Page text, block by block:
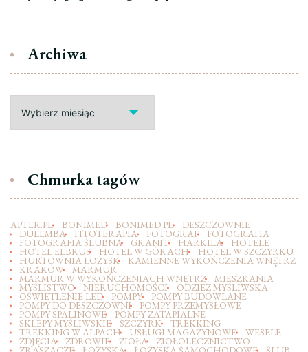
Archiwa
Chmurka tagów
APTER.PL BONIMED BONIMED.PL DESZCZOWNIE
DULEMBA FITOTERAPIA FOTOGRAF FOTOGRAFIA
FOTOGRAFIA ŚLUBNA GRANIT HARKILA HOTELE
HOTEL ELBRUS HOTEL W GÓRACH HOTEL W SZCZYRKU
HURTOWNIA ŁOŻYSK KAMIENNE WYKOŃCZENIA WNĘTRZ
KRAKÓW MARMUR
MARMUR W WYKOŃCZENIACH WNĘTRZ MIESZKANIA
MYŚLISTWO NIERUCHOMOŚCI ODZIEZ MYŚLIWSKA
OŚWIETLENIE LED POMPY POMPY BUDOWLANE
POMPY DO DESZCZOWNI POMPY PRZEMYSŁOWE
POMPY SPALINOWE POMPY ZATAPIALNE
SKLEPY MYŚLIWSKIE SZCZYRK TREKKING
TREKKING W ALPACH USŁUGI MAGAZYNOWE WESELE
ZDJĘCIA ZDROWIE ZIOŁA ZIOŁOLECZNICTWO